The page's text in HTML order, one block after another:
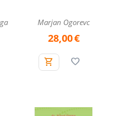
Marjan Ogorevc
28,00€